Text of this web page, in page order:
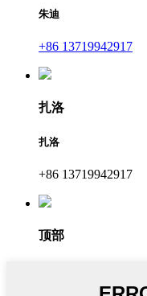
朱迪
+86 13719942917
扎洛
扎洛
+86 13719942917
顶部